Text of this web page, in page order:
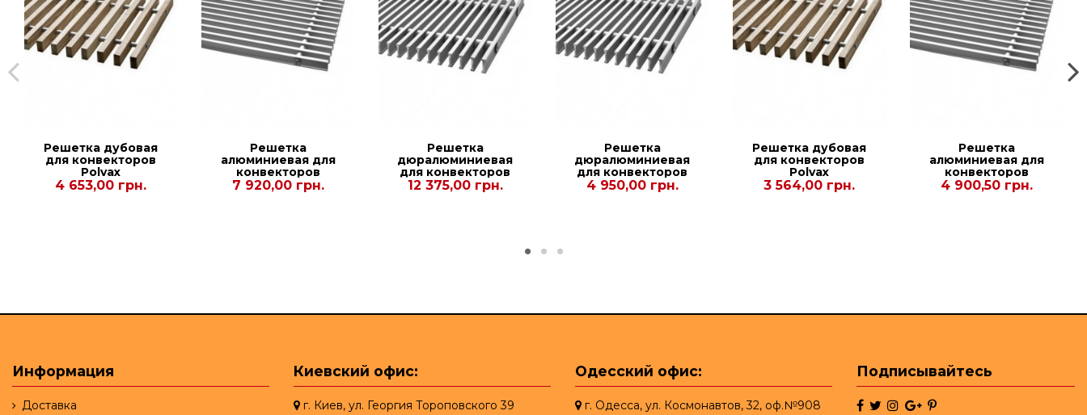
Решетка дубовая
для конвекторов
Polvax
KV.PLUS.PREMIUM.300.3000.120
4 653,00 грн.
Решетка
алюминиевая для
конвекторов
Carrera С Black
90/120. 230.2250
7 920,00 грн.
Решетка
дюралюминиевая
для конвекторов
Polvax
KVM.380.2500.90
12 375,00 грн.
Решетка
дюралюминиевая
для конвекторов
Polvax
KVM.PLUS.380.1000.120
4 950,00 грн.
Решетка дубовая
для конвекторов
Polvax
KV.230.3000.67
3 564,00 грн.
Решетка
алюминиевая для
конвекторов
Carrera СV2 Inox
90/120. 380.1000
4 900,50 грн.
Информация
Доставка
Киевский офис:
г. Киев, ул. Георгия Тороповского 39
Одесский офис:
г. Одесса, ул. Космонавтов, 32, оф.№908
Подписывайтесь